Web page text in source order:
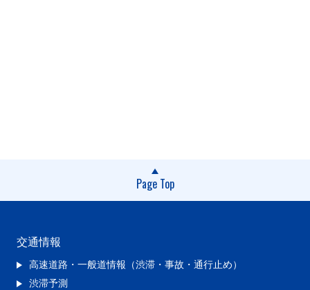
Page Top
交通情報
高速道路・一般道情報（渋滞・事故・通行止め）
渋滞予測